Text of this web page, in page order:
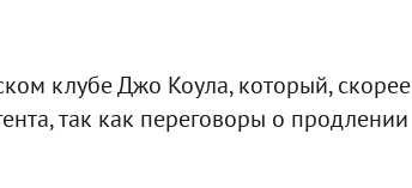
клубе Джо Коула, который, скорее
так как переговоры о продлении